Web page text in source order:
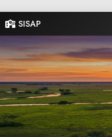
SISAP
de Guarico